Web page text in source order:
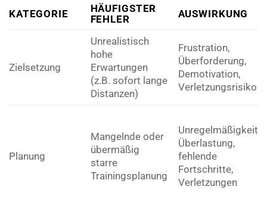
KATEGORIE
HÄUFIGSTER
FEHLER
AUSWIRKUNG
Zielsetzung
Unrealistisch
hohe
Erwartungen
(z.B. sofort lange
Distanzen)
Frustration,
Überforderung,
Demotivation,
Verletzungsrisiko
Planung
Mangelnde oder
übermäßig
starre
Trainingsplanung
Unregelmäßigkeit,
Überlastung,
fehlende
Fortschritte,
Verletzungen